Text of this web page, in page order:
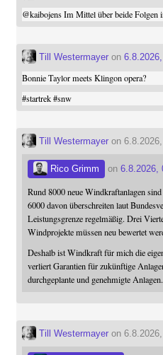
@kaibojensIm Mittel über beide Folgen
Till Westermayeron
Bonnie Taylor meets Klingon opera?
#startrek #snw
Till Westermayeron
Rico Grimm on 6.8.2026,
Rund 8000 neue Windkraftanlagen
6000 davon überschreiten laut
Leistungsgrenze regelmäßig. Drei
Windprojekte müssen neu bewertet
Deshalb ist Windkraft für mich die
verliert Garantien für zukünftige
durchgeplante und genehmigte Anlagen.
Till Westermayeron 6.8.2026,